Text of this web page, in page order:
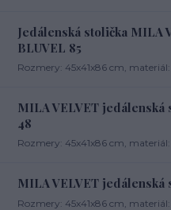
Jedálenská stolička MILA
BLUVEL 85
Rozmery: 45x41x86 cm,
MILA VELVET jedálenská
48
Rozmery: 45x41x86 cm,
MILA VELVET jedálenská
Rozmery: 45x41x86 cm,